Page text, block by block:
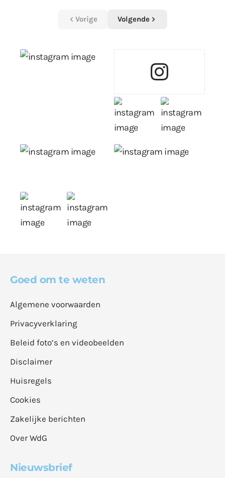
Vorige Volgende
Goed om te weten
Algemene voorwaarden
Privacyverklaring
Beleid foto’s en videobeelden
Disclaimer
Huisregels
Cookies
Zakelijke berichten
Over WdG
Nieuwsbrief